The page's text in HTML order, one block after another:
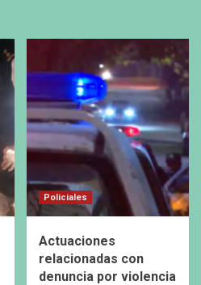
Policiales
Actuaciones
relacionadas con
denuncia por violencia